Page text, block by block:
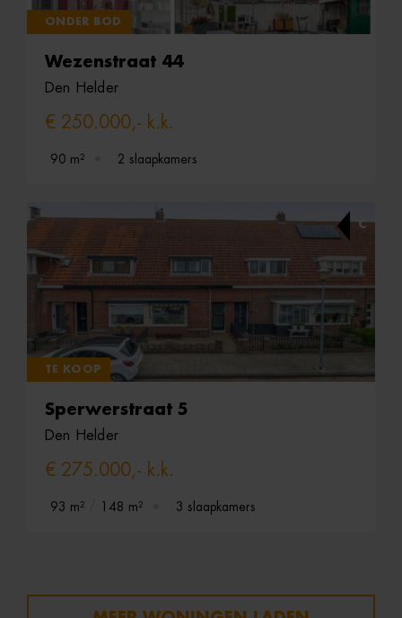
ONDER BOD
Wezenstraat 44
Den Helder
€ 250.000,- k.k.
90 m² 2 slaapkamers
C
TE KOOP
Sperwerstraat 5
Den Helder
€ 275.000,- k.k.
93 m² 148 m² 3 slaapkamers